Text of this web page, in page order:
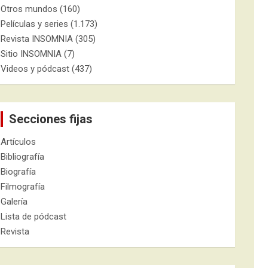
Otros mundos (160)
Películas y series (1.173)
Revista INSOMNIA (305)
Sitio INSOMNIA (7)
Videos y pódcast (437)
Secciones fijas
Artículos
Bibliografía
Biografía
Filmografía
Galería
Lista de pódcast
Revista